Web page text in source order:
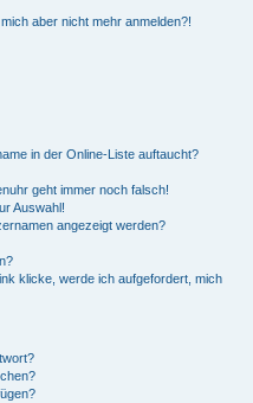
aber nicht mehr anmelden?!
in der Online-Liste auftaucht?
geht immer noch falsch!
Auswahl!
angezeigt werden?
klicke, werde ich aufgefordert, mich